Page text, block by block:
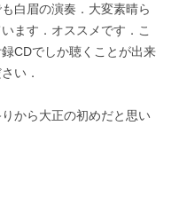
白眉の演奏．大変素晴ら
ます．オススメです．こ
CDでしか聴くことが出来
い．
から大正の初めだと思い